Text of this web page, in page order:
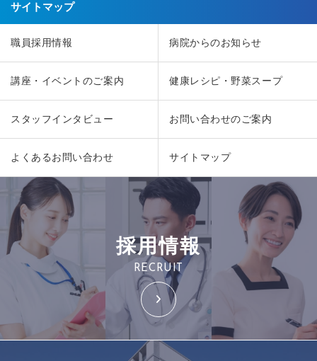
サイトマップ
職員採用情報 病院からのお知らせ
講座・イベントのご案内 健康レシピ・野菜スープ
スタッフインタビュー お問い合わせのご案内
よくあるお問い合わせ サイトマップ
採用情報
RECRUIT